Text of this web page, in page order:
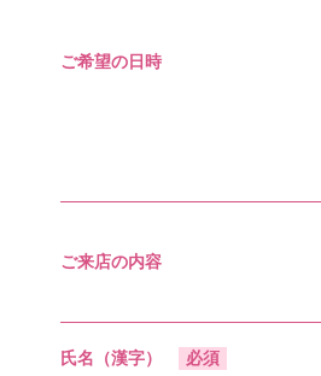
ご希望の日時
ご来店の内容
氏名（漢字） 必須